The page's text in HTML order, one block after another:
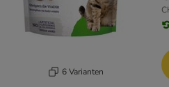
6 Varianten